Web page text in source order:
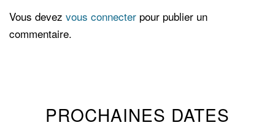
Vous devez vous connecter pour publier un
commentaire.
PROCHAINES DATES